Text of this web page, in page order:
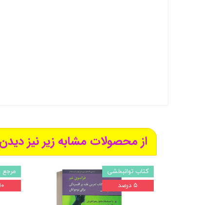
مرجع
۱۰ درصد
کتاب توانبخشی
۵ درصد
از محصولات مشابه زیر نیز